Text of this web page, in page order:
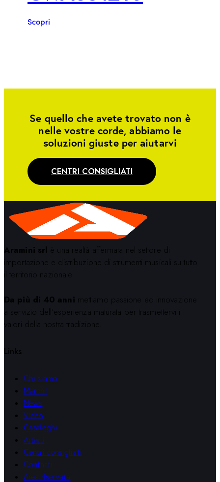
Scopri
Se quello che avete trovato non è
nelle vostre corde, abbiamo le
soluzioni giuste per aiutarvi
CENTRI CONSIGLIATI
Aramini srl è una realtà affermata nel settore di
importazione e distribuzione di strumenti musicali su tutto
il territorio nazionale.
Da più di 40 anni mettiamo passione ed innovazione
a servizio dell’esperienza maturata per trasmettervi i
valori della nostra tradizione.
Links
Chi siamo
Marchi
News
Video
Cataloghi
Artisti
Centri consigliati
Contatti
Area riservata